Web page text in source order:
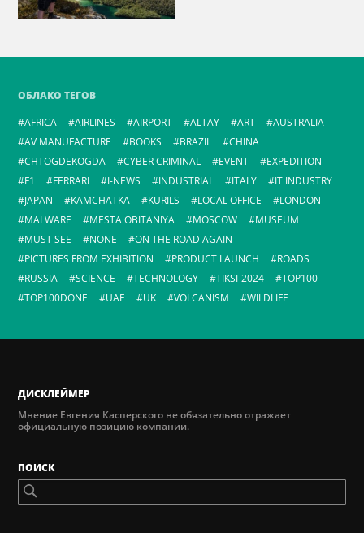
ОБЛАКО ТЕГОВ
AFRICA
AIRLINES AIRPORT ALTAY ART
AUSTRALIA
AV MANUFACTURE
BOOKS BRAZIL
CHINA
CHTOGDEKOGDA
CYBER CRIMINAL EVENT
EXPEDITION
F1
FERRARI I-NEWS INDUSTRIAL ITALY
IT INDUSTRY
JAPAN
KAMCHATKA KURILS LOCAL OFFICE
LONDON
MALWARE
MESTA OBITANIYA MOSCOW
MUSEUM
MUST SEE
NONE
ON THE ROAD AGAIN
PICTURES FROM EXHIBITION
PRODUCT LAUNCH
ROADS
RUSSIA
SCIENCE TECHNOLOGY TIKSI-2024
TOP100
TOP100DONE
UAE UK VOLCANISM WILDLIFE
ДИСКЛЕЙМЕР
Мнение Евгения Касперского не обязательно отражает
официальную позицию компании.
ПОИСК